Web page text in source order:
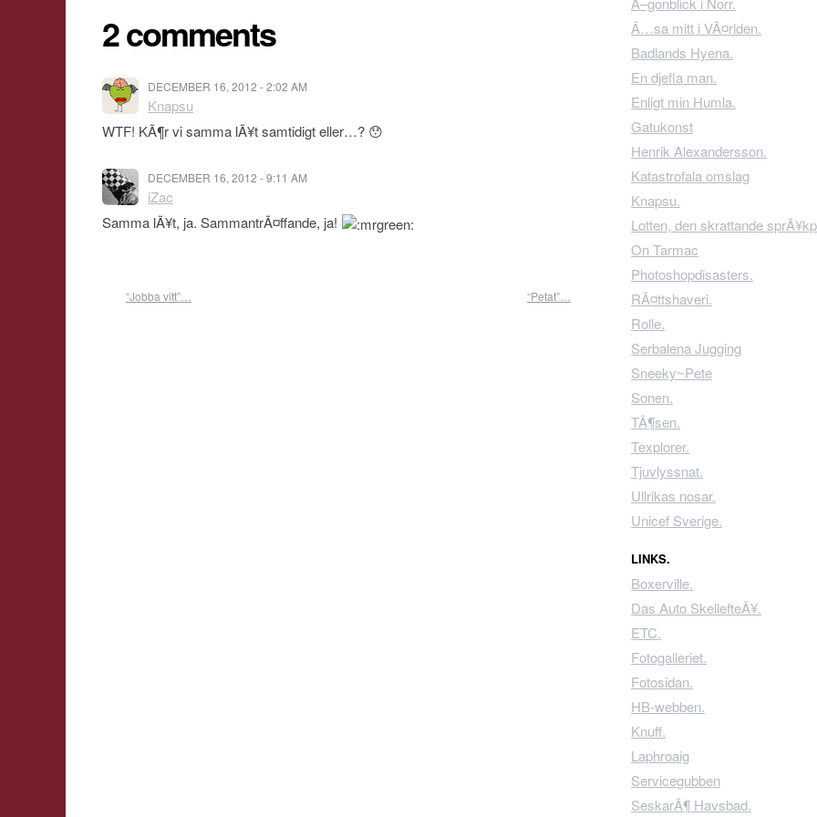
2 comments
DECEMBER 16, 2012 - 2:02 AM
Knapsu
WTF! KÃ¶r vi samma lÃ¥t samtidigt eller…? 😯
DECEMBER 16, 2012 - 9:11 AM
iZac
Samma lÃ¥t, ja. SammantrÃ¤ffande, ja!
“Jobba vitt”… “Petat”…
Ã…sa mitt i VÃ¤rlden.
Badlands Hyena.
En djefla man.
Enligt min Humla.
Gatukonst
Henrik Alexandersson.
Katastrofala omslag
Knapsu.
Lotten, den skrattande
On Tarmac
Photoshopdisasters.
RÃ¤ttshaveri.
Rolle.
Serbalena Jugging
Sneeky~Pete
Sonen.
TÃ¶sen.
Texplorer.
Tjuvlyssnat.
Ullrikas nosar.
Unicef Sverige.
LINKS.
Boxerville.
Das Auto SkellefteÃ¥.
ETC.
Fotogalleriet.
Fotosidan.
HB-webben.
Knuff.
Laphroaig
Servicegubben
SeskarÃ¶ Havsbad.